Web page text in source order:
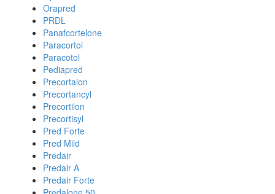
Orapred
PRDL
Panafcortelone
Paracortol
Paracotol
Pediapred
Precortalon
Precortancyl
Precortilon
Precortisyl
Pred Forte
Pred Mild
Predair
Predair A
Predair Forte